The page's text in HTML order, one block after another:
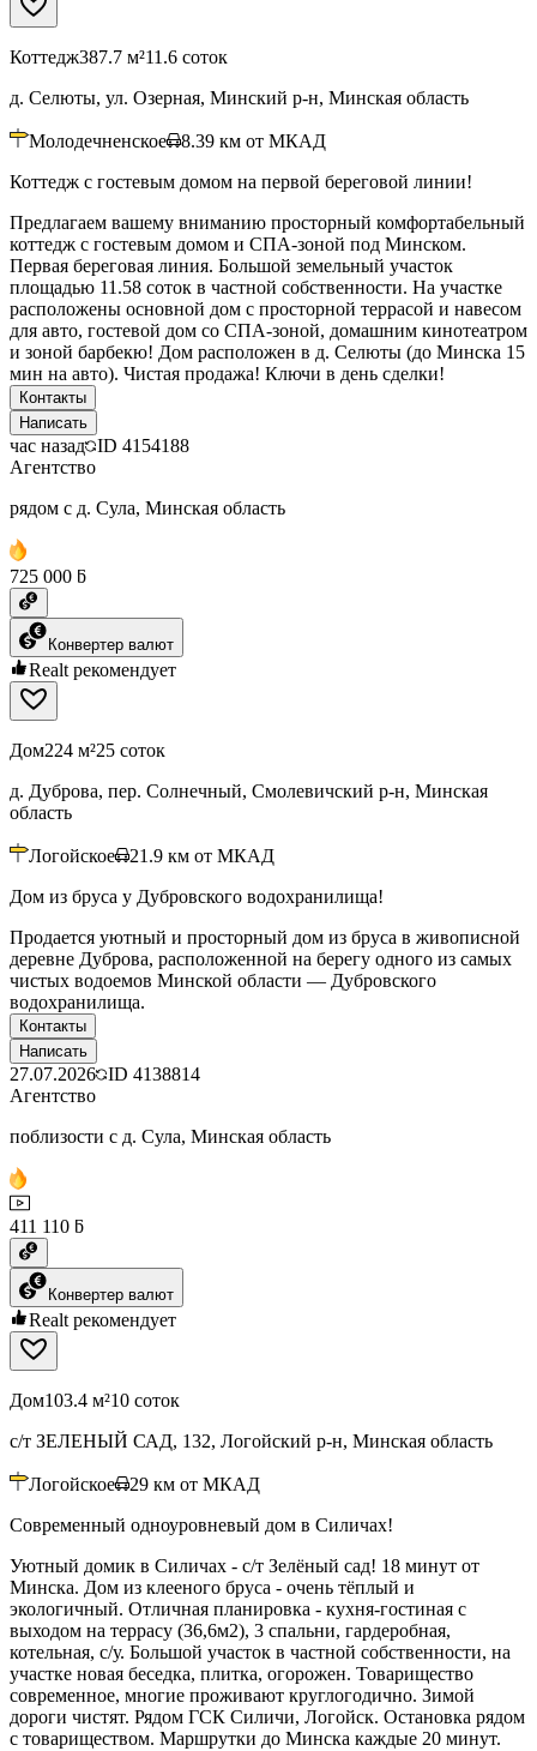
Коттедж387.7 м²11.6 соток
д. Селюты, ул. Озерная, Минский р-н, Минская область
Молодечненское 8.39 км от МКАД
Коттедж с гостевым домом на первой береговой линии!
Предлагаем вашему вниманию просторный комфортабельный
коттедж с гостевым домом и СПА-зоной под Минском.
Первая береговая линия. Большой земельный участок
площадью 11.58 соток в частной собственности. На участке
расположены основной дом с просторной террасой и навесом
для авто, гостевой дом со СПА-зоной, домашним кинотеатром
и зоной барбекю! Дом расположен в д. Селюты (до Минска 15
мин на авто). Чистая продажа! Ключи в день сделки!
Контакты
Написать
час назад ID 4154188
Агентство
рядом с д. Сула, Минская область
725 000 ƃ
Конвертер валют
Realt рекомендует
Дом224 м²25 соток
д. Дуброва, пер. Солнечный, Смолевичский р-н, Минская
область
Логойское 21.9 км от МКАД
Дом из бруса у Дубровского водохранилища!
Продается уютный и просторный дом из бруса в живописной
деревне Дуброва, расположенной на берегу одного из самых
чистых водоемов Минской области — Дубровского
водохранилища.
Контакты
Написать
27.07.2026 ID 4138814
Агентство
поблизости с д. Сула, Минская область
411 110 ƃ
Конвертер валют
Realt рекомендует
Дом103.4 м²10 соток
с/т ЗЕЛЕНЫЙ САД, 132, Логойский р-н, Минская область
Логойское 29 км от МКАД
Современный одноуровневый дом в Силичах!
Уютный домик в Силичах - с/т Зелёный сад! 18 минут от
Минска. Дом из клееного бруса - очень тёплый и
экологичный. Отличная планировка - кухня-гостиная с
выходом на террасу (36,6м2), 3 спальни, гардеробная,
котельная, с/у. Большой участок в частной собственности, на
участке новая беседка, плитка, огорожен. Товарищество
современное, многие проживают круглогодично. Зимой
дороги чистят. Рядом ГСК Силичи, Логойск. Остановка рядом
с товариществом. Маршрутки до Минска каждые 20 минут.